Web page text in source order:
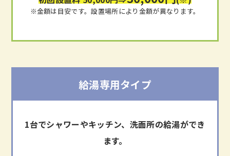
※金額は目安です。設置場所により金額が異なります。
給湯専用タイプ
1台でシャワーやキッチン、洗面所の給湯ができ
ます。